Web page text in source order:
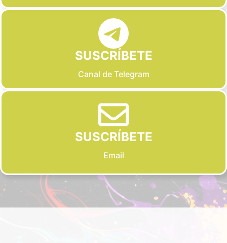
SUSCRÍBETE
Canal de Telegram
SUSCRÍBETE
Email